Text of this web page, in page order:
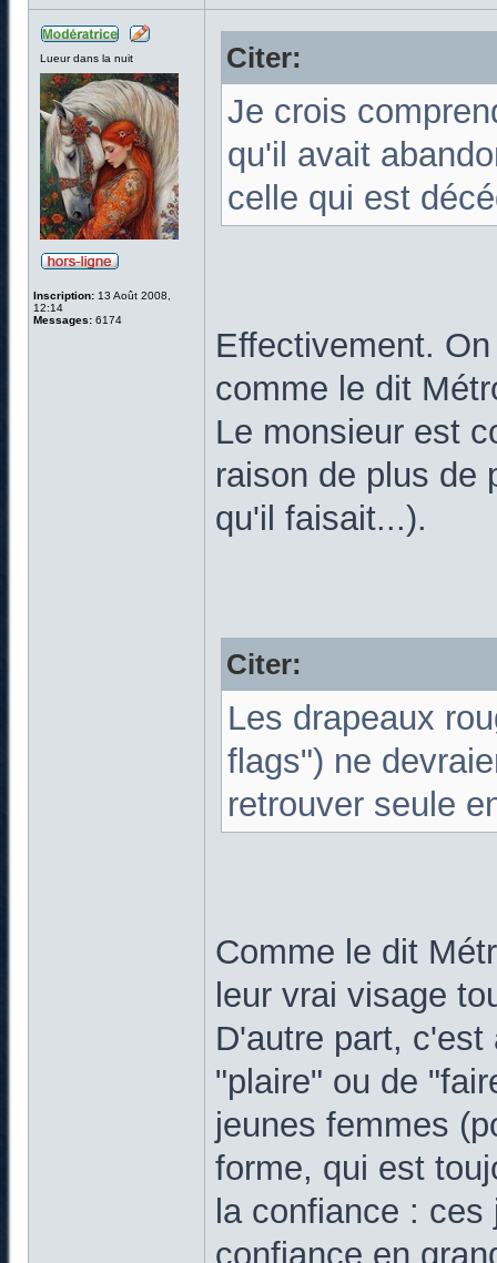
Lueur dans la nuit
Inscription: 13 Août 2008,
12:14
Messages: 6174
Citer:
Je crois
qu'il avait
celle qui est
Effectivement.
comme le dit
Le monsieur est
raison de plus de
qu'il faisait...).
Citer:
Les drapeaux
flags") ne
retrouver seule
Comme le dit
leur vrai visage
D'autre part,
"plaire" ou de
jeunes femmes
forme, qui est
la confiance :
confiance en